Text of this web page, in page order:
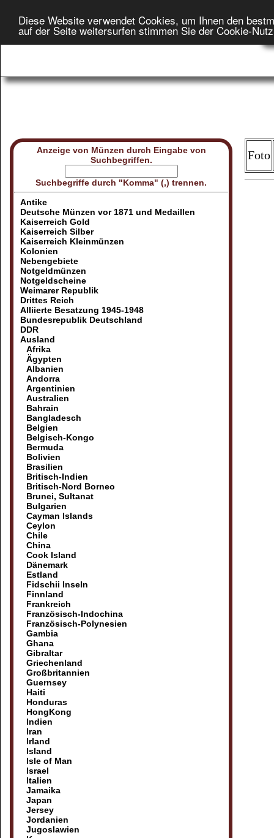
Diese Website verwendet Cookies, um Ihnen den
auf der Seite weitersurfen stimmen Sie der Cookie-
Anzeige von Münzen durch Eingabe von
Suchbegriffen.
Suchbegriffe durch "Komma" (,) trennen.
Antike
Deutsche Münzen vor 1871 und Medaillen
Kaiserreich Gold
Kaiserreich Silber
Kaiserreich Kleinmünzen
Kolonien
Nebengebiete
Notgeldmünzen
Notgeldscheine
Weimarer Republik
Drittes Reich
Alliierte Besatzung 1945-1948
Bundesrepublik Deutschland
DDR
Ausland
Afrika
Ägypten
Albanien
Andorra
Argentinien
Australien
Bahrain
Bangladesch
Belgien
Belgisch-Kongo
Bermuda
Bolivien
Brasilien
Britisch-Indien
Britisch-Nord Borneo
Brunei, Sultanat
Bulgarien
Cayman Islands
Ceylon
Chile
China
Cook Island
Dänemark
Estland
Fidschii Inseln
Finnland
Frankreich
Französisch-Indochina
Französisch-Polynesien
Gambia
Ghana
Gibraltar
Griechenland
Großbritannien
Guernsey
Haiti
Honduras
HongKong
Indien
Iran
Irland
Island
Isle of Man
Israel
Italien
Jamaika
Japan
Jersey
Jordanien
Jugoslawien
Foto